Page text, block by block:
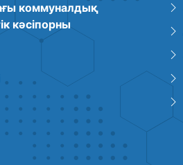
коммуналдық
кәсіпорны